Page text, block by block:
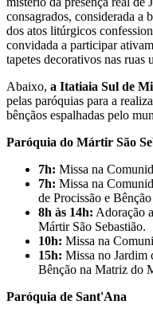
consagrados, considerada a
dos atos litúrgicos
convidada a participar
tapetes decorativos nas ruas
Abaixo, a Itatiaia Sul de
pelas paróquias para a
bênçãos espalhadas pelo
Paróquia do Mártir São
7h: Missa na
7h: Missa na
de Procissão e
8h às 14h: Adoração
Mártir São Sebastião.
10h: Missa na
15h: Missa no Jardim
Bênção na Matriz do
Paróquia de Sant'Ana